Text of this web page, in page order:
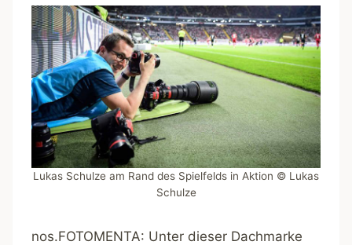
Lukas Schulze am Rand des Spielfelds in Aktion © Lukas
Schulze
nos.FOTOMENTA: Unter dieser Dachmarke